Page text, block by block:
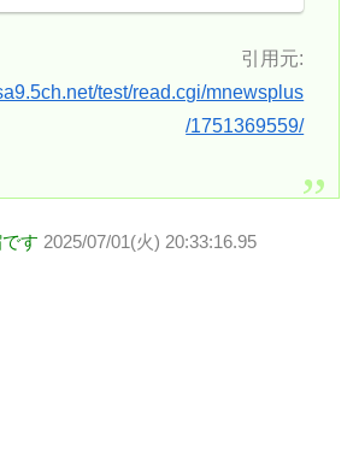
引用元:
test/read.cgi/mnewsplus
/1751369559/
す 2025/07/01(火) 20:33:16.95